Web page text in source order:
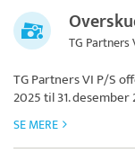
TG Partners
TG Partners VI P/S
2025 til 31. desember
SE MERE